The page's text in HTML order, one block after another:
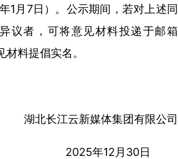
1月7日）。公示期间，若对上述同
议者，可将意见材料投递于邮箱
料提倡实名。
湖北长江云新媒体集团有限公司
2025年12月30日